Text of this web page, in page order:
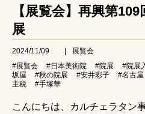
【展覧会】再興第
展
2024/11/09
展覧会
#展覧会
#日本美術院 #院展 #院展
坂屋
#秋の院展 #安井彩子 #名古屋
主税
#手塚華
こんにちは、カルチェラタン